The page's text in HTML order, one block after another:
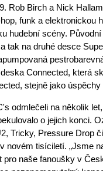
Rob Birch a Nick
funk a elektronickou
hudební scény.
tak na druhé desce
Connected, která
stejně jako úspěchy
odmlečeli na několik
o jejich konci.
Tricky, Pressure Drop
novém tisíciletí. „Jsme
naše fanoušky v